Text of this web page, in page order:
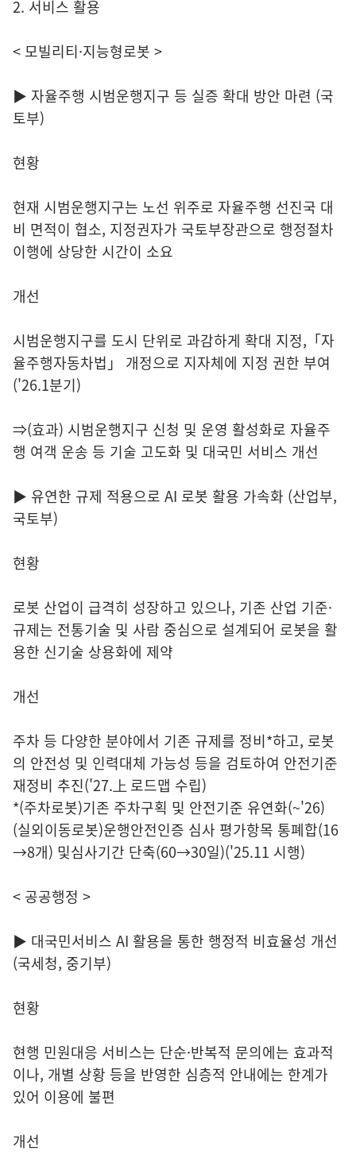
2. 서비스 활용
< 모빌리티·지능형로봇 >
▶ 자율주행 시범운행지구 등 실증 확대 방안 마련 (국
토부)
현황
현재 시범운행지구는 노선 위주로 자율주행 선진국 대
비 면적이 협소, 지정권자가 국토부장관으로 행정절차
이행에 상당한 시간이 소요
개선
시범운행지구를 도시 단위로 과감하게 확대 지정,「자
율주행자동차법」 개정으로 지자체에 지정 권한 부여
('26.1분기)
⇒(효과) 시범운행지구 신청 및 운영 활성화로 자율주
행 여객 운송 등 기술 고도화 및 대국민 서비스 개선
▶ 유연한 규제 적용으로 AI 로봇 활용 가속화 (산업부,
국토부)
현황
로봇 산업이 급격히 성장하고 있으나, 기존 산업 기준·
규제는 전통기술 및 사람 중심으로 설계되어 로봇을 활
용한 신기술 상용화에 제약
개선
주차 등 다양한 분야에서 기존 규제를 정비*하고, 로봇
의 안전성 및 인력대체 가능성 등을 검토하여 안전기준
재정비 추진('27.上 로드맵 수립)
*(주차로봇)기존 주차구획 및 안전기준 유연화(~'26)
(실외이동로봇)운행안전인증 심사 평가항목 통폐합(16
→8개) 및심사기간 단축(60→30일)('25.11 시행)
< 공공행정 >
▶ 대국민서비스 AI 활용을 통한 행정적 비효율성 개선
(국세청, 중기부)
현황
현행 민원대응 서비스는 단순·반복적 문의에는 효과적
이나, 개별 상황 등을 반영한 심층적 안내에는 한계가
있어 이용에 불편
개선